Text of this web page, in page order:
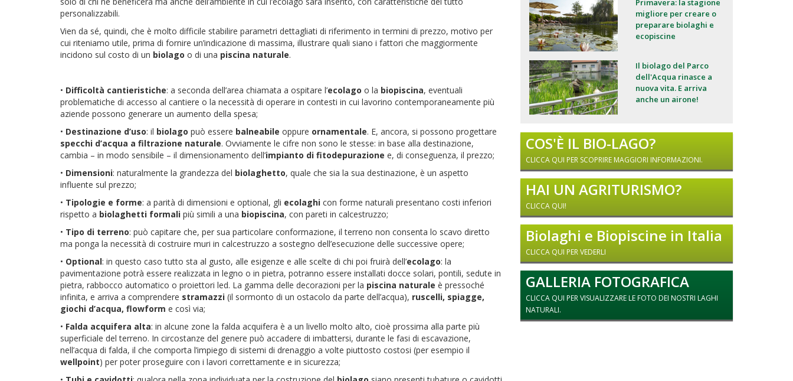
personalizzabili.
Vien da sé, quindi, che è molto difficile stabilire parametri dettagliati di riferimento in termini di prezzo, motivo per
cui riteniamo utile, prima di fornire un’indicazione di massima, illustrare quali siano i fattori che maggiormente
incidono sul costo di un biolago o di una piscina naturale.
• Difficoltà cantieristiche: a seconda dell’area chiamata a ospitare l’ecolago o la biopiscina, eventuali
problematiche di accesso al cantiere o la necessità di operare in contesti in cui lavorino contemporaneamente più
aziende possono generare un aumento della spesa;
• Destinazione d’uso: il biolago può essere balneabile oppure ornamentale. E, ancora, si possono progettare
specchi d’acqua a filtrazione naturale. Ovviamente le cifre non sono le stesse: in base alla destinazione,
cambia – in modo sensibile – il dimensionamento dell’impianto di fitodepurazione e, di conseguenza, il prezzo;
• Dimensioni: naturalmente la grandezza del biolaghetto, quale che sia la sua destinazione, è un aspetto
influente sul prezzo;
• Tipologie e forme: a parità di dimensioni e optional, gli ecolaghi con forme naturali presentano costi inferiori
rispetto a biolaghetti formali più simili a una biopiscina, con pareti in calcestruzzo;
• Tipo di terreno: può capitare che, per sua particolare conformazione, il terreno non consenta lo scavo diretto
ma ponga la necessità di costruire muri in calcestruzzo a sostegno dell’esecuzione delle successive opere;
• Optional: in questo caso tutto sta al gusto, alle esigenze e alle scelte di chi poi fruirà dell’ecolago: la
pavimentazione potrà essere realizzata in legno o in pietra, potranno essere installati docce solari, pontili, sedute in
pietra, rabbocco automatico o proiettori led. La gamma delle decorazioni per la piscina naturale è pressoché
infinita, e arriva a comprendere stramazzi (il sormonto di un ostacolo da parte dell’acqua), ruscelli, spiagge,
giochi d’acqua, flowform e così via;
• Falda acquifera alta: in alcune zone la falda acquifera è a un livello molto alto, cioè prossima alla parte più
superficiale del terreno. In circostanze del genere può accadere di imbattersi, durante le fasi di escavazione,
nell’acqua di falda, il che comporta l’impiego di sistemi di drenaggio a volte piuttosto costosi (per esempio il
wellpoint) per poter proseguire con i lavori correttamente e in sicurezza;
migliore per creare o
preparare biolaghi e
ecopiscine
Il biolago del Parco
dell'Acqua rinasce a
nuova vita. E arriva
anche un airone!
COS'È IL BIO-LAGO?
CLICCA QUI PER SCOPRIRE MAGGIORI INFORMAZIONI.
HAI UN AGRITURISMO?
CLICCA QUI!
Biolaghi e Biopiscine in Italia
CLICCA QUI PER VEDERLI
GALLERIA FOTOGRAFICA
CLICCA QUI PER VISUALIZZARE LE FOTO DEI NOSTRI LAGHI
NATURALI.